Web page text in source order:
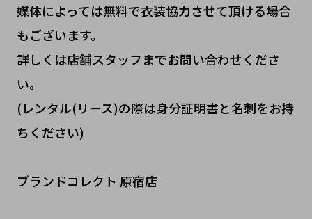
媒体によっては無料で衣装協力させて頂ける場合
もございます。
詳しくは店舗スタッフまでお問い合わせくださ
い。
(レンタル(リース)の際は身分証明書と名刺をお持
ちください)
ブランドコレクト 原宿店